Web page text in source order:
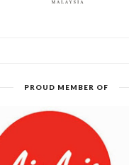
PROUD MEMBER OF